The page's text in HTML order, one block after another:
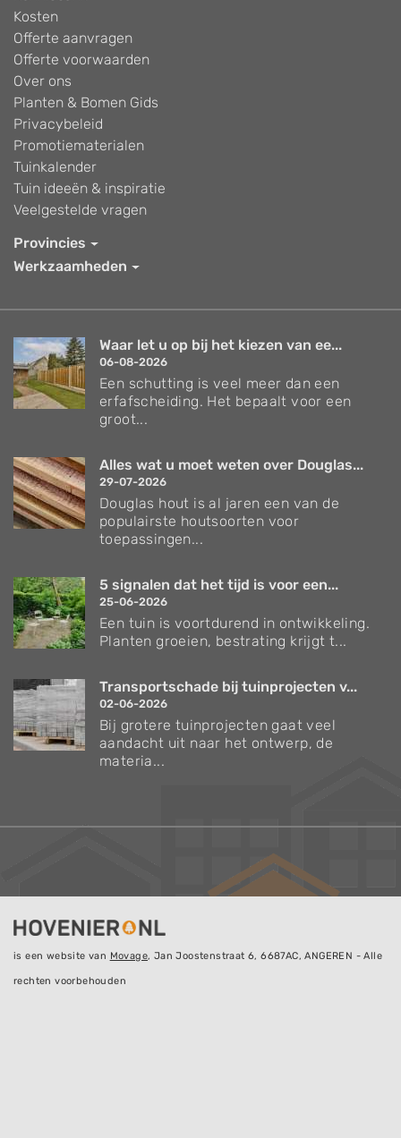
Kosten
Offerte aanvragen
Offerte voorwaarden
Over ons
Planten & Bomen Gids
Privacybeleid
Promotiematerialen
Tuinkalender
Tuin ideeën & inspiratie
Veelgestelde vragen
Provincies
Werkzaamheden
Waar let u op bij het kiezen van ee...
06-08-2026
Een schutting is veel meer dan een
erfafscheiding. Het bepaalt voor een
groot...
Alles wat u moet weten over Douglas...
29-07-2026
Douglas hout is al jaren een van de
populairste houtsoorten voor
toepassingen...
5 signalen dat het tijd is voor een...
25-06-2026
Een tuin is voortdurend in ontwikkeling.
Planten groeien, bestrating krijgt t...
Transportschade bij tuinprojecten v...
02-06-2026
Bij grotere tuinprojecten gaat veel
aandacht uit naar het ontwerp, de
materia...
is een website van Movage, Jan Joostenstraat 6, 6687AC, ANGEREN - Alle
rechten voorbehouden